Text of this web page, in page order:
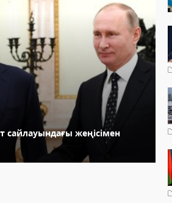
сайлауындағы жеңісімен